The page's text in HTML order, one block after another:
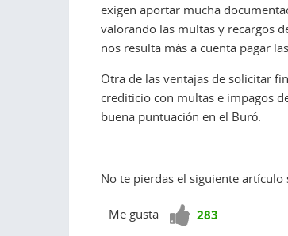
exigen aportar mucha
valorando las multas y recargos
nos resulta más a cuenta pagar
Otra de las ventajas de solicitar
crediticio con multas e impagos
buena puntuación en el Buró.
No te pierdas el siguiente artículo
Me gusta
¡Vota283